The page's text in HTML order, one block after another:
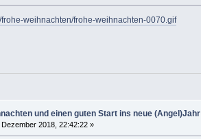
frohe-weihnachten/frohe-weihnachten-0070.gif
und einen guten Start ins neue (Angel)Jahr
Dezember 2018, 22:42:22 »